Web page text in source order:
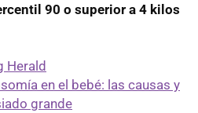
90 o superior a 4 kilos
Herald
en el bebé: las causas y
grande